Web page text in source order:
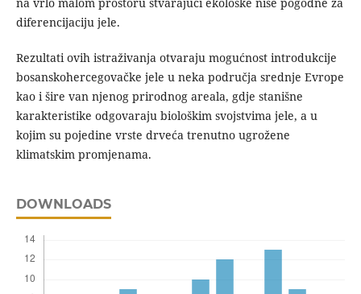
diferencijaciju jele.
Rezultati ovih istraživanja otvaraju mogućnost introdukcije
bosanskohercegovačke jele u neka područja srednje Evrope
kao i šire van njenog prirodnog areala, gdje stanišne
karakteristike odgovaraju biološkim svojstvima jele, a u
kojim su pojedine vrste drveća trenutno ugrožene
klimatskim promjenama.
DOWNLOADS